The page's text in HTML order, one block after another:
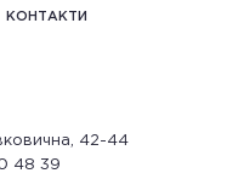
КОНТАКТИ
42-44
48 39